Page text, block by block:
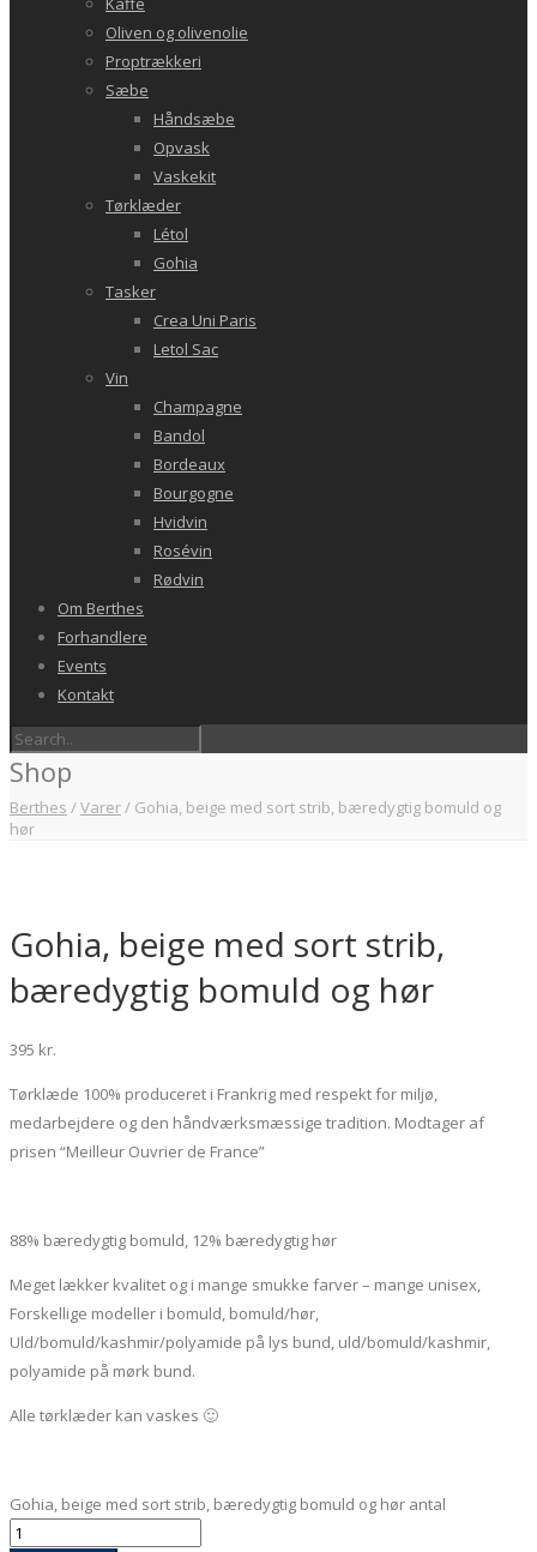
Oliven og olivenolie
Proptrækkeri
Sæbe
Håndsæbe
Opvask
Vaskekit
Tørklæder
Létol
Gohia
Tasker
Crea Uni Paris
Letol Sac
Vin
Champagne
Bandol
Bordeaux
Bourgogne
Hvidvin
Rosévin
Rødvin
Om Berthes
Forhandlere
Events
Kontakt
Shop
Berthes /Varer/ Gohia, beige med sort strib, bæredygtig bomuld og
hør
Gohia, beige med sort strib,
bæredygtig bomuld og hør
395 kr.
Tørklæde 100% produceret i Frankrig med respekt for miljø,
medarbejdere og den håndværksmæssige tradition. Modtager af
prisen “Meilleur Ouvrier de France”
88% bæredygtig bomuld, 12% bæredygtig hør
Meget lækker kvalitet og i mange smukke farver – mange unisex,
Forskellige modeller i bomuld, bomuld/hør,
Uld/bomuld/kashmir/polyamide på lys bund, uld/bomuld/kashmir,
polyamide på mørk bund.
Alle tørklæder kan vaskes 🙂
Gohia, beige med sort strib, bæredygtig bomuld og hør antal